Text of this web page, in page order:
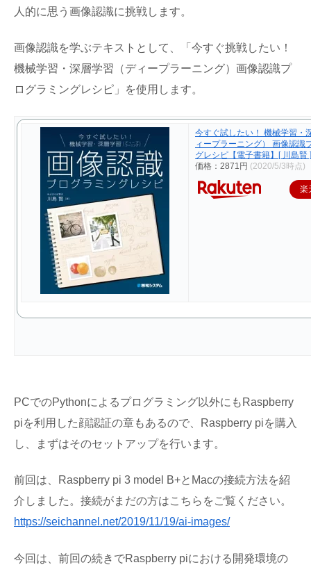
人的に思う画像認識に挑戦します。
画像認識を学ぶテキストとして、「今すぐ挑戦したい！
機械学習・深層学習（ディープラーニング）画像認識プ
ログラミングレシピ」を使用します。
今すぐ試したい！ 機械学習・
ィープラーニング） 画像認識
グレシピ【電子書籍】[ 川島賢 ]
価格：2871円 (2020/5/3時点)
楽
PCでのPythonによるプログラミング以外にもRaspberry
piを利用した顔認証の章もあるので、Raspberry piを購入
し、まずはそのセットアップを行います。
前回は、Raspberry pi 3 model B+とMacの接続方法を紹
介しました。接続がまだの方はこちらをご覧ください。
https://seichannel.net/2019/11/19/ai-images/
今回は、前回の続きでRaspberry piにおける開発環境の